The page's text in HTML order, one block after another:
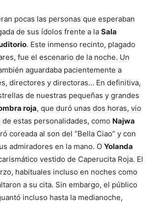
pocas las personas que esperaban
de sus ídolos frente a la Sala
. Este inmenso recinto, plagado
fue el escenario de la noche. Un
aguardaba pacientemente a
directores y directoras… En definitiva,
de nuestras pequeñas y grandes
roja, que duró unas dos horas, vio
de estas personalidades, como Najwa
coreada al son del “Bella Ciao” y con
admiradores en la mano. O Yolanda
vestido de Caperucita Roja. El
habituales incluso en noches como
a su cita. Sin embargo, el público
incluso hasta la medianoche,